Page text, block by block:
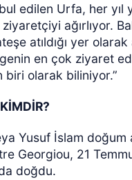
edilen Urfa, her yıl
ağırlıyor.
atıldığı yer olarak
en çok ziyaret
biri olarak biliniyor.”
Yusuf İslam doğum
Georgiou, 21
doğdu.